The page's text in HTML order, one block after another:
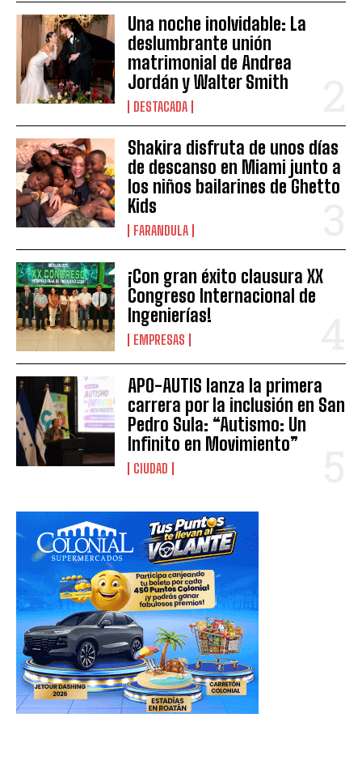
Una noche inolvidable: La
deslumbrante unión
matrimonial de Andrea
Jordán y Walter Smith
DESTACADA
Shakira disfruta de unos días
de descanso en Miami junto a
los niños bailarines de Ghetto
Kids
FARANDULA
¡Con gran éxito clausura XX
Congreso Internacional de
Ingenierías!
EMPRESAS
APO-AUTIS lanza la primera
carrera por la inclusión en San
Pedro Sula: “Autismo: Un
Infinito en Movimiento”
CIUDAD